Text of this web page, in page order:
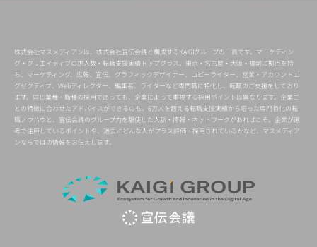
株式会社マスメディアンは、株式会社宣伝会議と構成するKAIGIグループの一員です。マーケティン
グ・クリエイティブの求人数・転職支援実績トップクラス。東京・名古屋・大阪・福岡に拠点を持
ち、マーケティング、広報、宣伝、グラフィックデザイナー、コピーライター、営業・アカウントエ
グゼクティブ、Webディレクター、編集者、ライターなど専門職に特化し、転職のご支援をしており
ます。同じ業種・職種の採用であっても、企業によって重視する採用ポイントは異なります。企業ご
との特徴に合わせたアドバイスができるのも、6万人を超える転職支援実績から培った専門特化の転
職ノウハウと、宣伝会議のグループ力を駆使した人脈・情報・ネットワークがあればこそ。企業が選
考で注目しているポイントや、過去にどんな人がプラス評価・採用されているかなど、マスメディア
ンならではの情報をお伝えします。